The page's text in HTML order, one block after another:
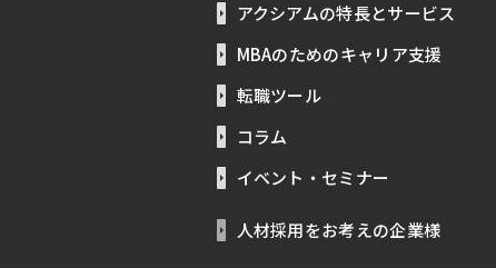
アクシアムの特長とサービス
MBAのためのキャリア支援
転職ツール
コラム
イベント・セミナー
人材採用をお考えの企業様